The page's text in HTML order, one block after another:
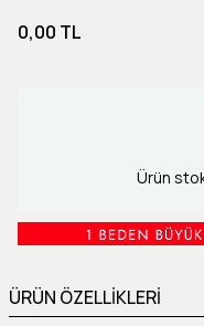
0,00 TL
Ürün
ÜRÜN ÖZELLİKLERİ